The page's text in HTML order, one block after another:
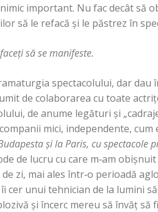
important. Nu fac decât să
să le refacă şi le păstrez în
să se manifeste.
spectacolului, dar
de colaborarea cu toate
de anume legături şi
mici, independente, cum
şi la Paris, cu spectacole
de lucru cu care m‑am
zi, mai ales într‑o perioadă
cer unui tehnician de la lumini
şi încerc mereu să învăţ